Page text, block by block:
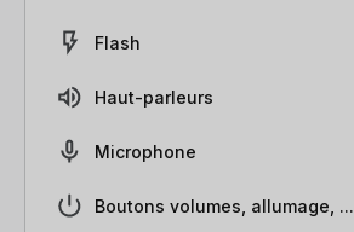
Flash
Haut-parleurs
Microphone
Boutons volumes, allumage, ...